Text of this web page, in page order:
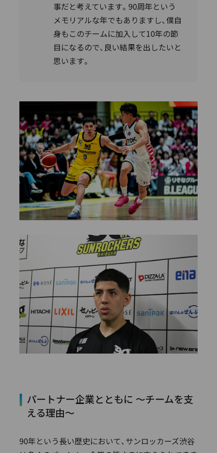
事だと考えています。90周年という
メモリアルな年でもありますし、僕自
身もこのチームに加入して10年の節
目になるので、良い結果を出したいと
思います。
パートナー企業とともに ～チームを支
える理由～
90年という長い歴史において、サンロッカーズ渋谷